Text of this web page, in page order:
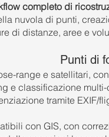
completo di
nuvola di punti,
di distanze, aree e
Punti di
range e satellitari,
e classificazione
tramite EXIF/
con GIS, con